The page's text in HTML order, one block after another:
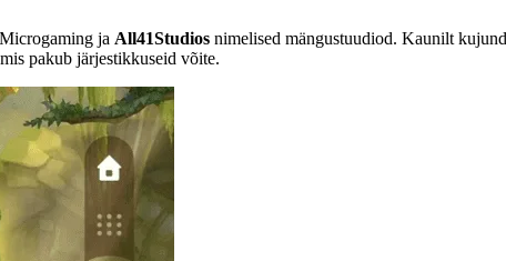
ja All41Studios nimelised mängustuudiod. Kaunilt
pakub järjestikkuseid võite.